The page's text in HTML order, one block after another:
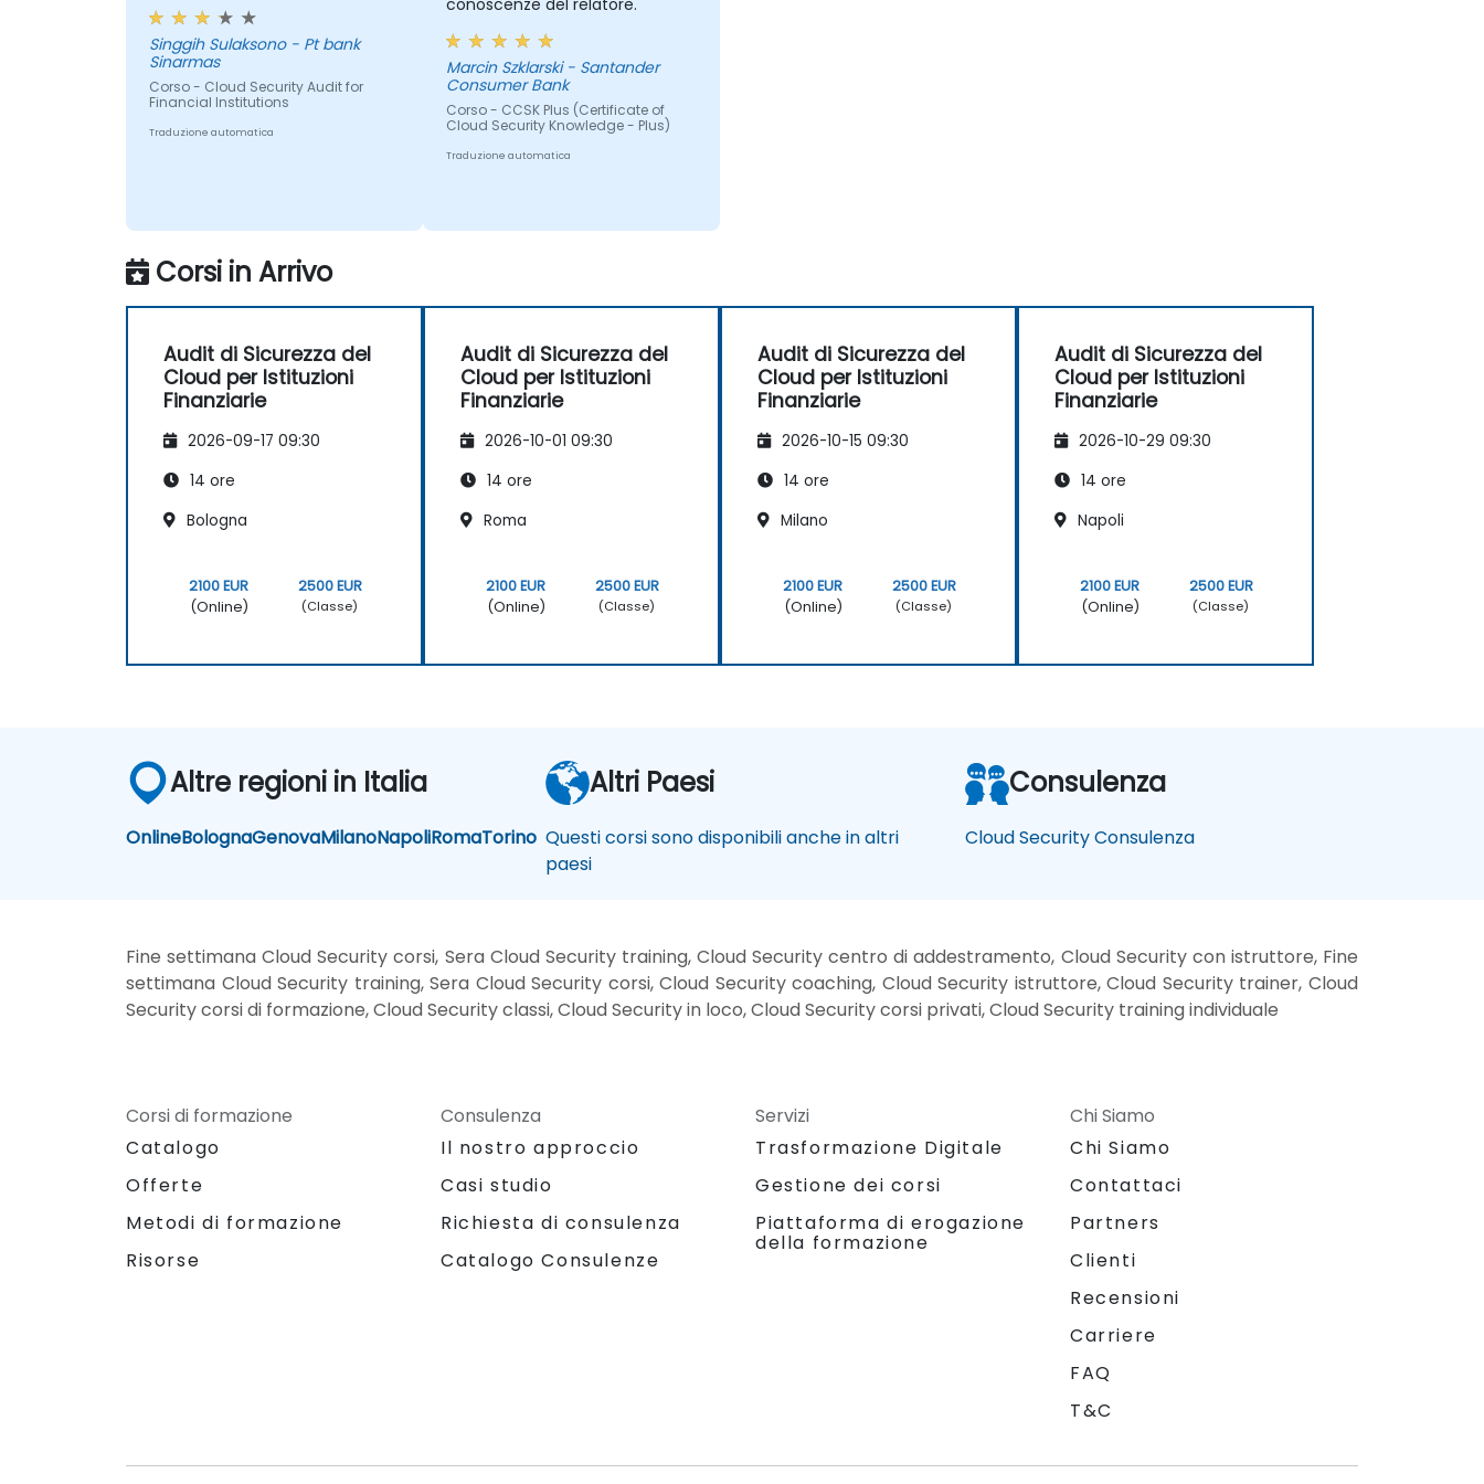
Singgih Sulaksono - Pt bank
Sinarmas
Corso - Cloud Security Audit for
Financial Institutions
Traduzione automatica
conoscenze del relatore.
Marcin Szklarski - Santander
Consumer Bank
Corso - CCSK Plus (Certificate of
Cloud Security Knowledge - Plus)
Traduzione automatica
Corsi in Arrivo
Audit di Sicurezza del
Cloud per Istituzioni
Finanziarie
2026-09-17 09:30
14 ore
Bologna
2100 EUR
(Online)
2500 EUR
(Classe)
Audit di Sicurezza del
Cloud per Istituzioni
Finanziarie
2026-10-01 09:30
14 ore
Roma
2100 EUR
(Online)
2500 EUR
(Classe)
Audit di Sicurezza del
Cloud per Istituzioni
Finanziarie
2026-10-15 09:30
14 ore
Milano
2100 EUR
(Online)
2500 EUR
(Classe)
Audit di Sicurezza del
Cloud per Istituzioni
Finanziarie
2026-10-29 09:30
14 ore
Napoli
2100 EUR
(Online)
2500 EUR
(Classe)
Altre regioni in Italia
OnlineBolognaGenovaMilanoNapoliRomaTorino
Altri Paesi
Questi corsi sono disponibili anche in altri
paesi
Consulenza
Cloud Security Consulenza
Fine settimana Cloud Security corsi, Sera Cloud Security training, Cloud Security centro di addestramento, Cloud Security con istruttore, Fine
settimana Cloud Security training, Sera Cloud Security corsi, Cloud Security coaching, Cloud Security istruttore, Cloud Security trainer, Cloud
Security corsi di formazione, Cloud Security classi, Cloud Security in loco, Cloud Security corsi privati, Cloud Security training individuale
Corsi di formazione
Catalogo
Offerte
Metodi di formazione
Risorse
Consulenza
Il nostro approccio
Casi studio
Richiesta di consulenza
Catalogo Consulenze
Servizi
Trasformazione Digitale
Gestione dei corsi
Piattaforma di erogazione
della formazione
Chi Siamo
Chi Siamo
Contattaci
Partners
Clienti
Recensioni
Carriere
FAQ
T&C